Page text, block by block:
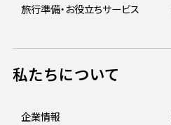
旅行準備・お役立ちサービス
私たちについて
企業情報